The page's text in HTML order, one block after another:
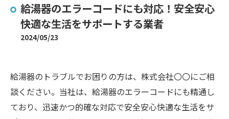
給湯器のエラーコードにも対応！安全安心
快適な生活をサポートする業者
2024/05/23
給湯器のトラブルでお困りの方は、株式会社〇〇にご相
談ください。当社は、給湯器のエラーコードにも精通し
ており、迅速かつ的確な対応で安全安心快適な生活をサ